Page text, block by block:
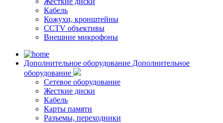
Кабель
Кожухи, кронштейны
CCTV объективы
Внешние микрофоны
Дополнительное оборудование Дополнительное
оборудование
Сетевое оборудование
Жесткие диски
Кабель
Карты памяти
Разъемы, переходники